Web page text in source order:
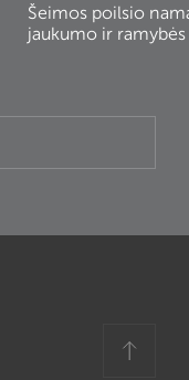
Šeimos poilsio
jaukumo ir